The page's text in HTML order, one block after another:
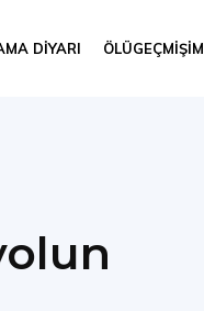
DIYARI ÖLÜGEÇMIŞIM